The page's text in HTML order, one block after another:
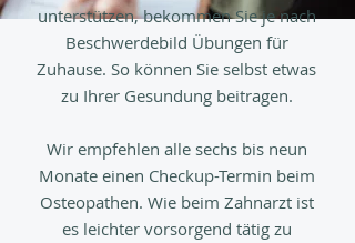
unterstützen, bekommen Sie je nach
Beschwerdebild Übungen für
Zuhause. So können Sie selbst etwas
zu Ihrer Gesundung beitragen.
Wir empfehlen alle sechs bis neun
Monate einen Checkup-Termin beim
Osteopathen. Wie beim Zahnarzt ist
es leichter vorsorgend tätig zu